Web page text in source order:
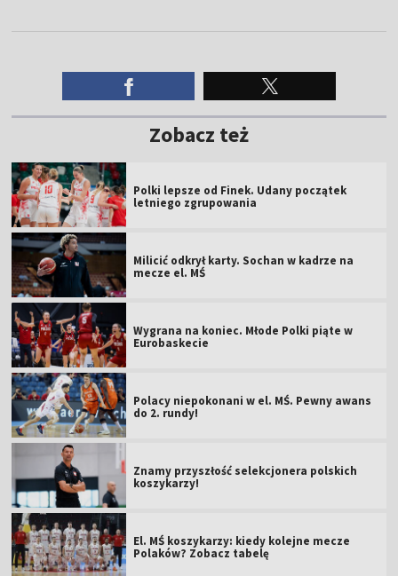
Zobacz też
Polki lepsze od Finek. Udany początek
letniego zgrupowania
Milicić odkrył karty. Sochan w kadrze na
mecze el. MŚ
Wygrana na koniec. Młode Polki piąte w
Eurobaskecie
Polacy niepokonani w el. MŚ. Pewny awans
do 2. rundy!
Znamy przyszłość selekcjonera polskich
koszykarzy!
El. MŚ koszykarzy: kiedy kolejne mecze
Polaków? Zobacz tabelę